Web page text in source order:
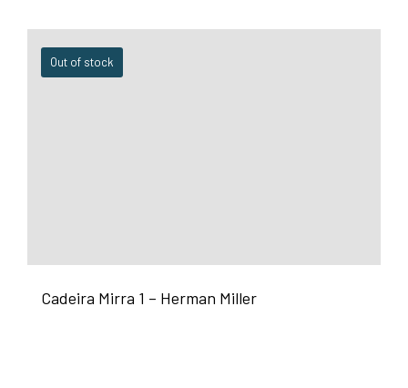
Out of stock
Cadeira Mirra 1 – Herman Miller